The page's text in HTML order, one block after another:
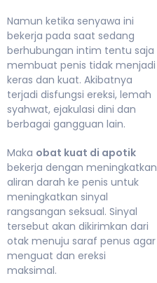
Namun ketika senyawa ini
bekerja pada saat sedang
berhubungan intim tentu saja
membuat penis tidak menjadi
keras dan kuat. Akibatnya
terjadi disfungsi ereksi, lemah
syahwat, ejakulasi dini dan
berbagai gangguan lain.
Maka obat kuat di apotik
bekerja dengan meningkatkan
aliran darah ke penis untuk
meningkatkan sinyal
rangsangan seksual. Sinyal
tersebut akan dikirimkan dari
otak menuju saraf penus agar
menguat dan ereksi
maksimal.